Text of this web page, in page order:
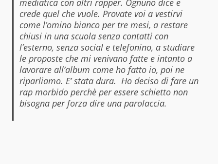
mediatica con altri rapper. Ognuno dice e
crede quel che vuole. Provate voi a vestirvi
come l’omino bianco per tre mesi, a restare
chiusi in una scuola senza contatti con
l’esterno, senza social e telefonino, a studiare
le proposte che mi venivano fatte e intanto a
lavorare all’album come ho fatto io, poi ne
riparliamo. E’ stata dura. Ho deciso di fare un
rap morbido perchè per essere schietto non
bisogna per forza dire una parolaccia.